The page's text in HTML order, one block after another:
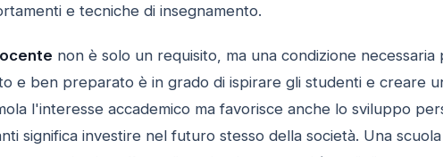
e tecniche di insegnamento.
non è solo un requisito, ma una condizione
e ben preparato è in grado di ispirare gli studenti e creare
l'interesse accademico ma favorisce anche lo sviluppo
significa investire nel futuro stesso della società. Una